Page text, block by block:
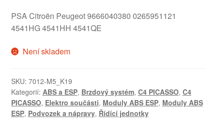
PSA Citroën Peugeot 9666040380 0265951121
4541HG 4541HH 4541QE
Není skladem
SKU: 7012-M5_K19
Kategorií: ABS a ESP, Brzdový systém, C4 PICASSO, C4
PICASSO, Elektro součásti, Moduly ABS ESP, Moduly ABS
ESP, Podvozek a nápravy, Řídící jednotky